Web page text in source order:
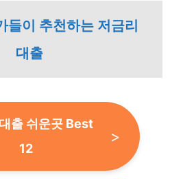
들이 추천하는 저금리
대출
출 쉬운곳 Best
12